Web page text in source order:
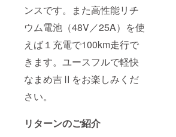
ンスです。また高性能リチ
ウム電池（48V／25A）を使
えば１充電で100km走行で
きます。ユースフルで軽快
なまめ吉Ⅱをお楽しみくだ
さい。
リターンのご紹介